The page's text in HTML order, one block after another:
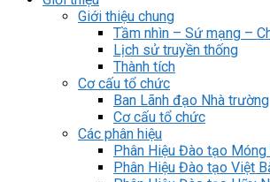
Giới thiệu chung
Tầm nhìn – Sứ mạng –
Lịch sử truyền thống
Thành tích
Cơ cấu tổ chức
Ban Lãnh đạo Nhà trường
Cơ cấu tổ chức
Các phân hiệu
Phân Hiệu Đào tạo Móng
Phân Hiệu Đào tạo Việt